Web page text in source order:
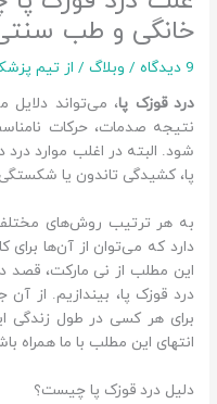
خانگی و طب سنتی
9 دیدگاه / وبلاگ / از تیم
درد قوزک پا، می‌تواند
نتیجه صدمات، حرکات
شود. البته در اغلب موارد
پا، کشیدگی تاندون یا
به هر ترتیب روش‌های
دارد که می‌توان از آن‌ها
این مطلب از نی مارکت، قصد
درد قوزک پا، بیندازیم. از
برای هر کسی در طول زندگی
انتهای این مطلب با ما همراه
دلیل درد قوزک پا چیست؟